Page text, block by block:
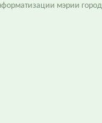
мэрии